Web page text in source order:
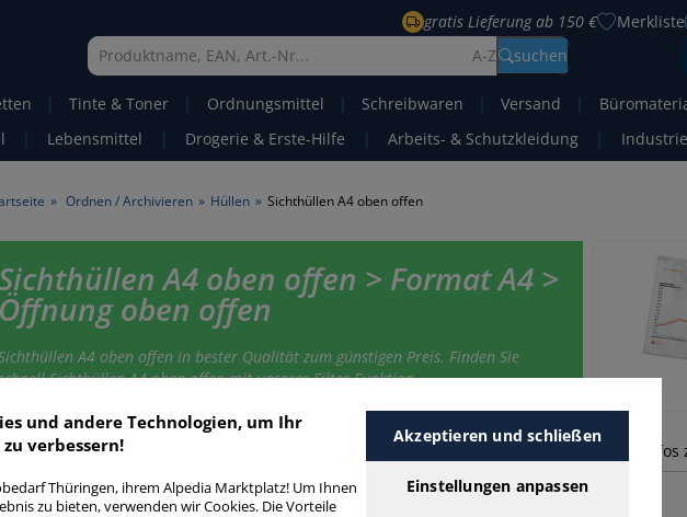
gratis Lieferung ab 150 € Merkliste
A-Z
suchen
| Tinte & Toner | Ordnungsmittel | Schreibwaren | Versand |
| Lebensmittel | Drogerie & Erste-Hilfe | Arbeits- & Schutzkleidung |
» Ordnen / Archivieren » Hüllen » Sichthüllen A4 oben offen
A4 oben offen > Format A4 >
Öffnung oben offen
A4 oben offen in bester Qualität zum günstigen Preis. Finden Sie
Sichthüllen A4 oben offen mit unserer Filter-Funktion.
A4 oben offen mehr
und andere Technologien, um Ihr
verbessern!
Thüringen, ihrem Alpedia Marktplatz! Um Ihnen
zu bieten, verwenden wir Cookies. Die Vorteile
Akzeptieren und schließen
Einstellungen anpassen